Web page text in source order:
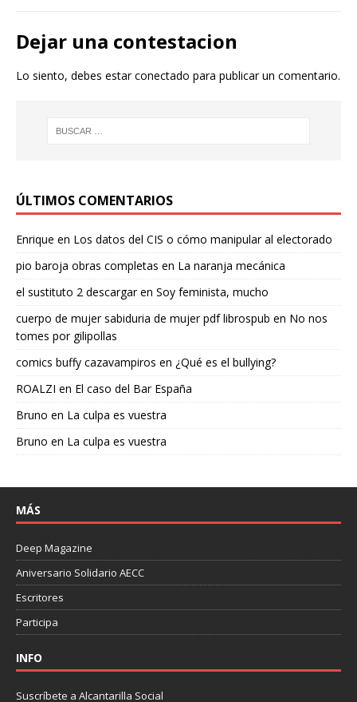
Dejar una contestacion
Lo siento, debes estarconectado para publicar un comentario.
ÚLTIMOS COMENTARIOS
Enrique en Los datos del CIS o cómo manipular al electorado
pio baroja obras completas en La naranja mecánica
el sustituto 2 descargaren Soy feminista, mucho
cuerpo de mujer sabiduria de mujer pdf librospub en No nos
tomes por gilipollas
comics buffy cazavampiros en ¿Qué es el bullying?
ROALZI en El caso del Bar España
Bruno en La culpa es vuestra
Bruno en La culpa es vuestra
MÁS
Deep Magazine
Aniversario Solidario AECC
Escritores
Participa
INFO
Suscríbete a Alcantarilla Social